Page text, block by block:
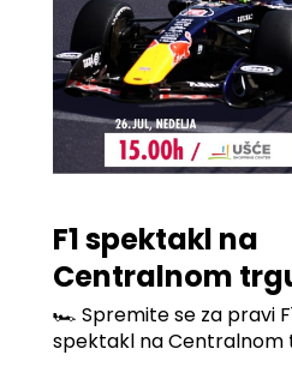
F1 spektakl na
Centralnom
Ušće Shopping
Center-a
🏎️ Spremite se za pravi
spektakl na Centralnom